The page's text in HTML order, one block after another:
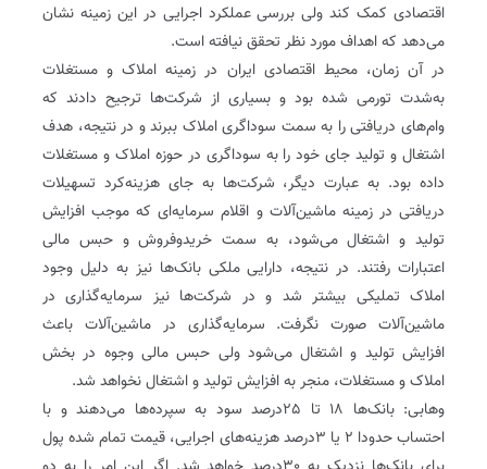
اقتصادی کمک کند ولی بررسی عملکرد اجرایی در این زمینه نشان
می‌دهد که اهداف مورد نظر تحقق نیافته است.
در آن زمان، محیط اقتصادی ایران در زمینه املاک و مستغلات
به‌شدت تورمی شده بود و بسیاری از شرکت‌ها ترجیح دادند که
وام‌های دریافتی را به سمت سوداگری املاک ببرند و در نتیجه، هدف
اشتغال و تولید جای خود را به سوداگری در حوزه املاک و مستغلات
داده بود. به عبارت دیگر، شرکت‌ها به جای هزینه‌کرد تسهیلات
دریافتی در زمینه ماشین‌آلات و اقلام سرمایه‌ای که موجب افزایش
تولید و اشتغال می‌شود، به سمت خریدوفروش و حبس مالی
اعتبارات رفتند. در نتیجه، دارایی ملکی بانک‌ها نیز به دلیل وجود
املاک تملیکی بیشتر شد و در شرکت‌ها نیز سرمایه‌گذاری در
ماشین‌آلات صورت نگرفت. سرمایه‌گذاری در ماشین‌آلات باعث
افزایش تولید و اشتغال می‌شود ولی حبس مالی وجوه در بخش
املاک و مستغلات، منجر به افزایش تولید و اشتغال نخواهد شد.
وهابی: بانک‌ها 18 تا 25‌درصد سود به سپرده‌ها می‌دهند و با
احتساب حدودا 2 یا 3‌درصد هزینه‌های اجرایی، قیمت تمام شده پول